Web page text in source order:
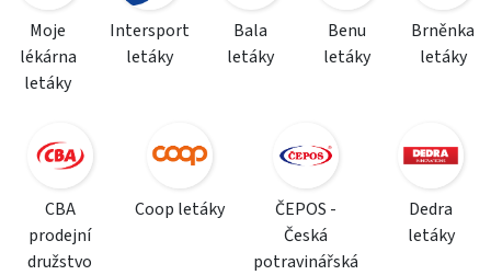
Moje
lékárna
letáky
Intersport
letáky
Bala
letáky
Benu
letáky
Brněnka
letáky
CBA
prodejní
družstvo
Coop letáky
ČEPOS -
Česká
potravinářská
Dedra
letáky